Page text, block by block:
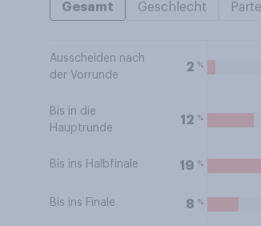
Gesamt Geschlecht
Ausscheiden nach
der Vorrunde
2 %
Bis in die
Hauptrunde
12 %
Bis ins Halbfinale 19 %
Bis ins Finale 8 %